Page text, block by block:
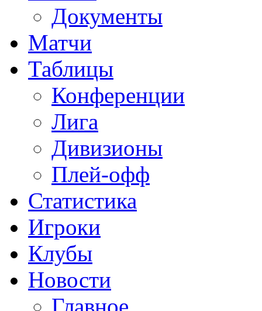
Документы
Матчи
Таблицы
Конференции
Лига
Дивизионы
Плей-офф
Статистика
Игроки
Клубы
Новости